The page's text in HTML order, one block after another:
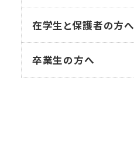
在学生と保護者の方へ
卒業生の方へ